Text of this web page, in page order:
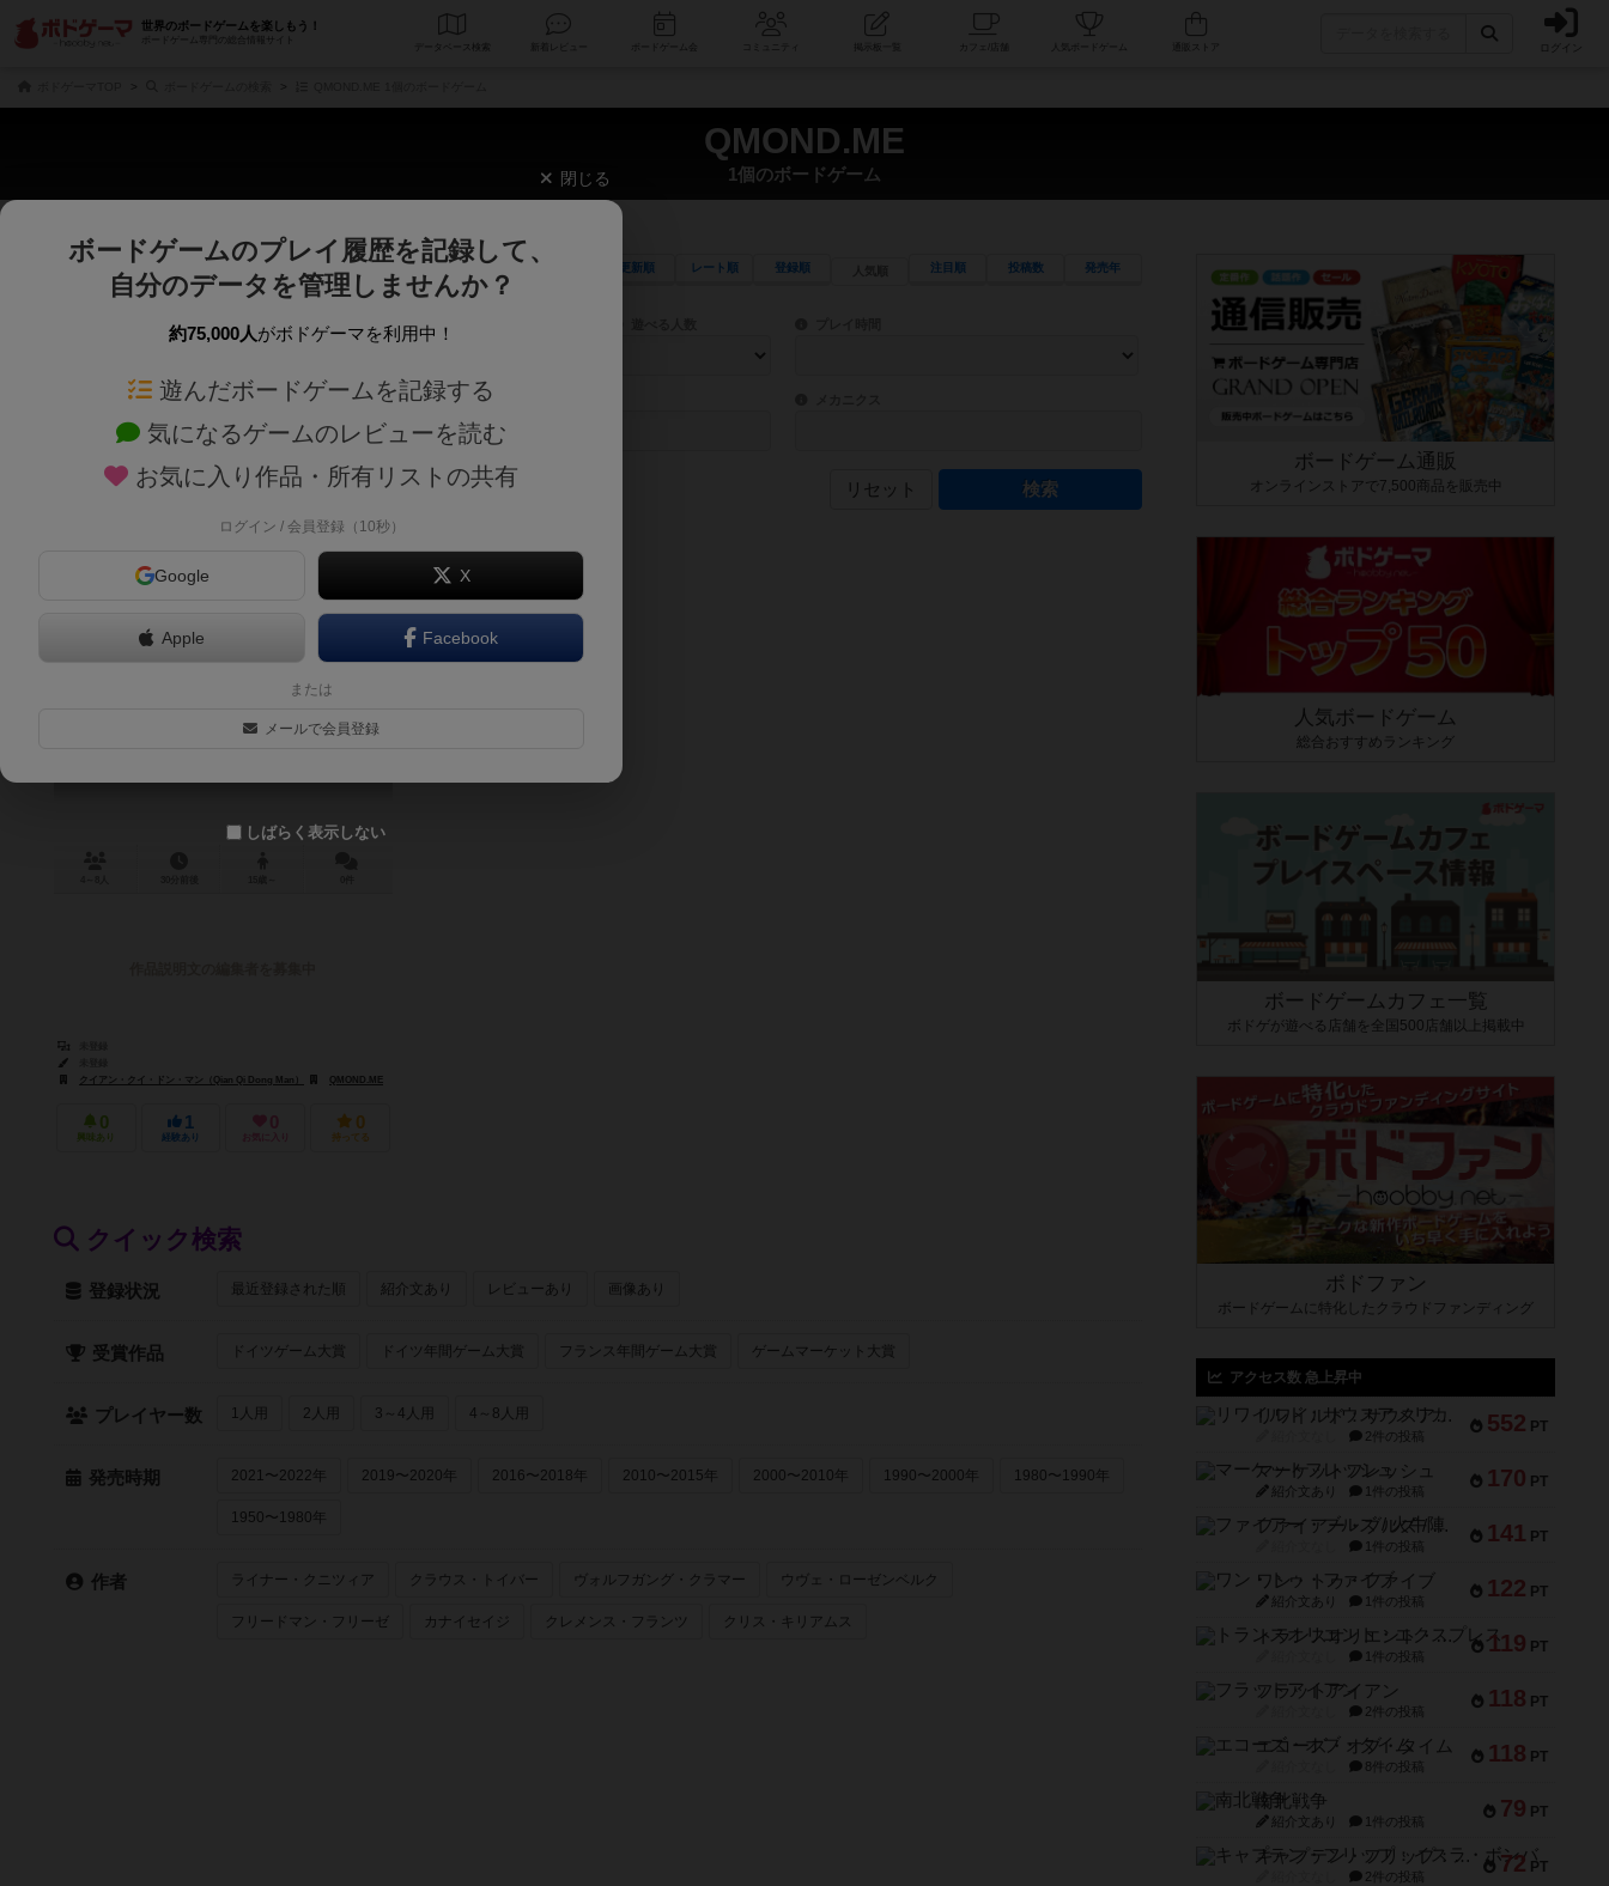
世界のボードゲームを楽しもう！
ボードゲーム専門の総合情報サイト
データベース コミュニティ 人気ボードゲーム ログイン
QMOND.ME
1個のボードゲーム
じっくり表示 更新順 レート順 登録順 注目順 投稿数 発売年
商品名、商品説明文、デザイナー名、テーマ名、メカニクス名を対象にフリーワード検索ができます。
ゲームデザイナー名を指定して検索できます。
ゲームデザイナー 目安となる所要時間を指定することができます。マニュアルを読む時間や参加者へのルール説明時間は含まれていないため、初めて
対象年齢を指定します。 世界観や登場人物などモチーフ・ストーリーを指定することができます。直感的にゲームシステムを理解できるよう、中世ファンタジー・クッキング・海賊同士の対決など、ゲームコンセプトを絞
テーマ/フレーバー ゲーム性を構成するコアシステムです。主にボードゲームに慣れている方向けの絞込機能です。例えば「ダイスロール」はランダ
リセット
クイアン・クイ・ドン・マン（Qian Qi Dong Man）
QMOND.ME
0
興味あり
1
経験あり
0
お気に入り
0
持ってる
クイック検索
登録状況 最近登録された順 紹介文あり レビューあり 画像あり
受賞作品 ドイツゲーム大賞 ドイツ年間ゲーム大賞 フランス年間ゲーム大賞 ゲームマーケット大賞
プレイヤー数 1人用 2人用 3～4人用 4～8人用
発売時期 2021〜2022年 2019〜2020年 2016〜2018年 2010〜2015年 2000〜2010年 1990〜2000年 1980〜1990年
1950〜1980年
作者 ライナー・クニツィア クラウス・トイバー ヴォルフガング・クラマー ウヴェ・ローゼンベルク
フリードマン・フリーゼ カナイセイジ クレメンス・フランツ クリス・キリアムス
ボードゲーム通販
オンラインストアで7,500商品を販売中
人気ボードゲーム
総合おすすめランキング
ボードゲームカフェ一覧
ボドゲが遊べる店舗を全国500店舗以上掲載中
ボドファン
ボードゲームに特化したクラウドファンディング
アクセス数 急上昇中
552 PT
リワイルド：サウスアメリカ
2件の投稿
170 PT
マーケットフレッシュ
紹介文あり 1件の投稿
141 PT
ファイアー・ブルズ / 火牛陣
1件の投稿
122 PT
ワン・トゥ・ファイブ
紹介文あり 1件の投稿
119 PT
トランスオリエント・エクスプレス
1件の投稿
118 PT
フラットアイアン
2件の投稿
118 PT
エコーズ・オブ・タイム
8件の投稿
79 PT
南北戦争
紹介文あり 1件の投稿
72 PT
キャプテン・フリップ：イスラ・ボンバ
2件の投稿
閉じる
ボードゲームのプレイ履歴を記録して、
自分のデータを管理しませんか？
約75,000人がボドゲーマを利用中！
遊んだボードゲームを記録する
気になるゲームのレビューを読む
お気に入り作品・所有リストの共有
ログイン / 会員登録（10秒）
Google X
Apple Facebook
または
メールで会員登録
しばらく表示しない